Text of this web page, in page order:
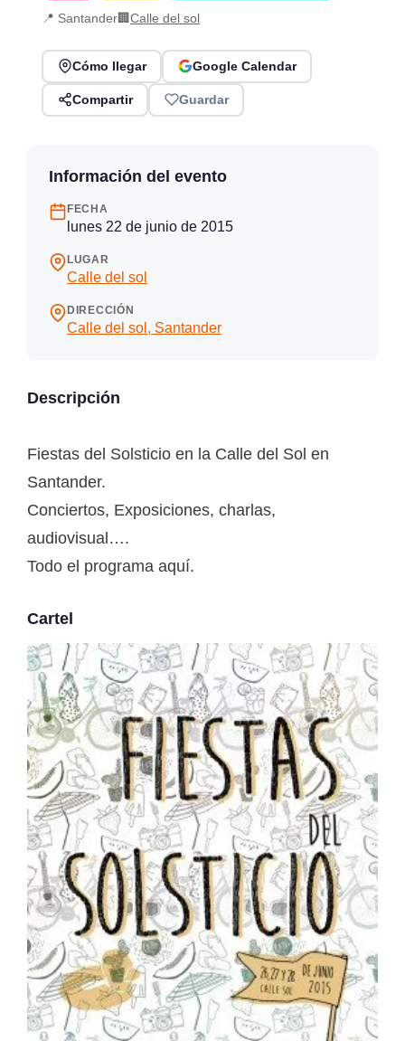
📍 Santander🏢Calle del sol
Cómo llegar Google Calendar
Compartir Guardar
Información del evento
FECHA
lunes 22 de junio de 2015
LUGAR
Calle del sol
DIRECCIÓN
Calle del sol, Santander
Descripción
Fiestas del Solsticio en la Calle del Sol en
Santander.
Conciertos, Exposiciones, charlas,
audiovisual….
Todo el programa aquí.
Cartel